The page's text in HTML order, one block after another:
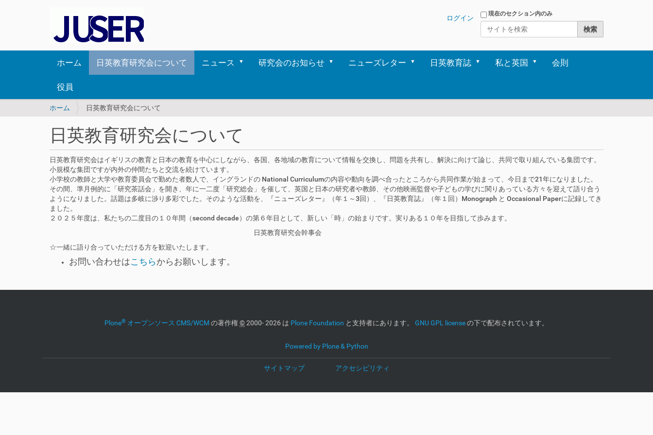
サイトを検索
現在のセクション内のみ
ログイン
ホーム 日英教育研究会について ニュース 研究会のお知らせ ニューズレター 日英教育誌 私と英国 会則
役員
現
位
置
ホーム 日英教育研究会について
日英教育研究会について
日英教育研究会はイギリスの教育と日本の教育を中心にしながら、各国、各地域の教育について情報を交換し、問題を共有し、解決に向けて論じ、共同で取り組んでいる集団です。
小規模な集団ですが内外の仲間たちと交流を続けています。
小学校の教師と大学や教育委員会で勤めた者数人で、イングランドの National Curriculumの内容や動向を調べ合ったところから共同作業が始まって、今日まで21年になりました。
その間、準月例的に「研究茶話会」を開き、年に一二度「研究総会」を催して、英国と日本の研究者や教師、その他映画監督や子どもの学びに関りあっている方々を迎えて語り合う
ようになりました。話題は多岐に渉り多彩でした。そのような活動を、『ニューズレター』（年１～3回）、『日英教育誌』（年１回）Monograph と Occasional Paperに記録してき
ました。
２０２５年度は、私たちの二度目の１０年間（second decade）の第６年目として、新しい「時」の始まりです。実りある１０年を目指して歩みます。
日英教育研究会幹事会
☆一緒に語り合っていただける方を歓迎いたします。
お問い合わせはこちらからお願いします。
Plone® オープンソース CMS/WCM の著作権©2000- 2026 は Plone Foundation と支持者にあります。 GNU GPL licenseの下で配布されています。
Powered by Plone & Python
サイトマップ アクセシビリティ